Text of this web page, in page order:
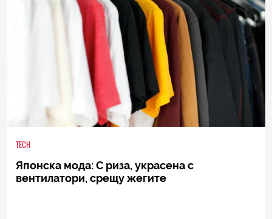
TECH
Японска мода: С риза, украсена с
вентилатори, срещу жегите